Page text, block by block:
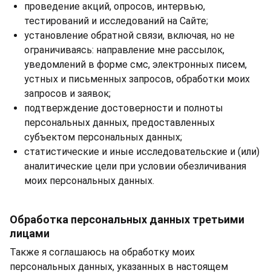
проведение акций, опросов, интервью,
тестирований и исследований на Сайте;
установление обратной связи, включая, но не
ограничиваясь: направление мне рассылок,
уведомлений в форме смс, электронных писем,
устных и письменных запросов, обработки моих
запросов и заявок;
подтверждение достоверности и полноты
персональных данных, предоставленных
субъектом персональных данных;
статистические и иные исследовательские и (или)
аналитические цели при условии обезличивания
моих персональных данных.
Обработка персональных данных третьими
лицами
Также я соглашаюсь на обработку моих
персональных данных, указанных в настоящем